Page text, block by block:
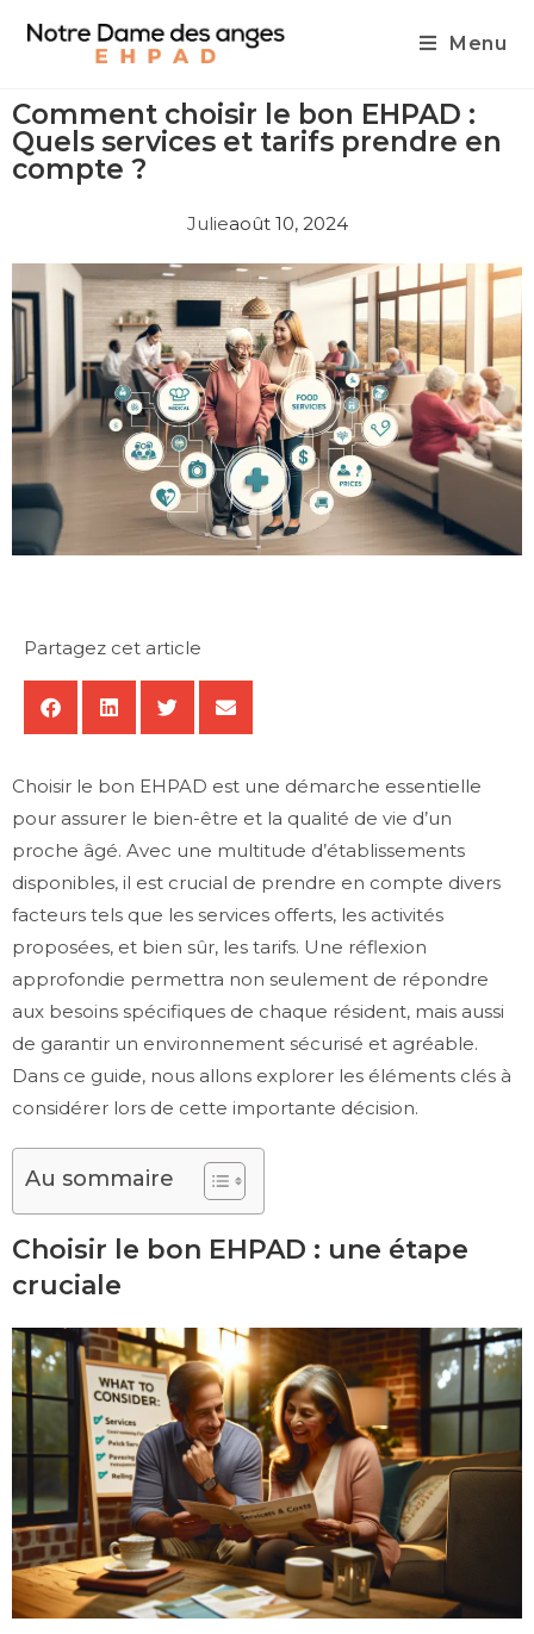
Menu
Comment choisir le bon EHPAD :
Quels services et tarifs prendre en
compte ?
Julieaoût 10, 2024
Partagez cet article
Choisir le bon EHPAD est une démarche essentielle
pour assurer le bien-être et la qualité de vie d’un
proche âgé. Avec une multitude d’établissements
disponibles, il est crucial de prendre en compte divers
facteurs tels que les services offerts, les activités
proposées, et bien sûr, les tarifs. Une réflexion
approfondie permettra non seulement de répondre
aux besoins spécifiques de chaque résident, mais aussi
de garantir un environnement sécurisé et agréable.
Dans ce guide, nous allons explorer les éléments clés à
considérer lors de cette importante décision.
Au sommaire
Choisir le bon EHPAD : une étape
cruciale